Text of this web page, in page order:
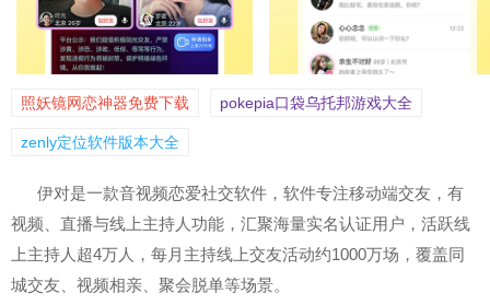
照妖镜网恋神器免费下载 pokepia口袋乌托邦游戏大全
zenly定位软件版本大全
伊对是一款音视频恋爱社交软件，软件专注移动端交友，有
视频、直播与线上主持人功能，汇聚海量实名认证用户，活跃线
上主持人超4万人，每月主持线上交友活动约1000万场，覆盖同
城交友、视频相亲、聚会脱单等场景。